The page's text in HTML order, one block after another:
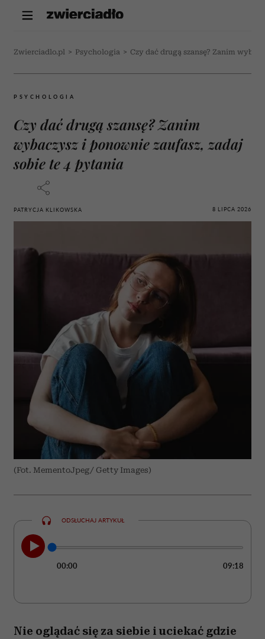
Zwierciadlo.pl > Psychologia > Czy dać drugą szansę? Zanim
PSYCHOLOGIA
Czy dać drugą szansę? Zanim
wybaczysz i ponownie zaufasz, zadaj
sobie te 4 pytania
PATRYCJA KLIKOWSKA 8 LIPCA 2026
(Fot. MementoJpeg/ Getty Images)
ODSŁUCHAJ ARTYKUŁ
00:00 09:18
Nie oglądać się za siebie i uciekać gdzie